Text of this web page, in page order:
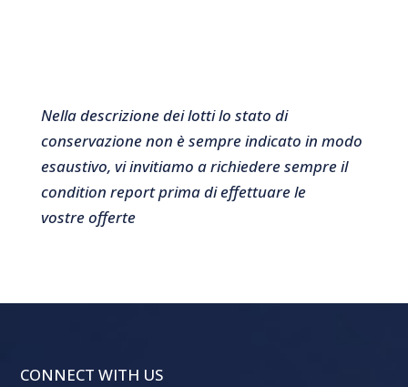
Nella descrizione dei lotti lo stato di
conservazione non è sempre indicato in modo
esaustivo, vi invitiamo a richiedere sempre il
condition report prima di effettuare le
vostre offerte
CONNECT WITH US